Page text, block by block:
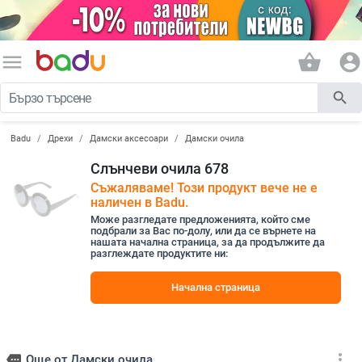
menu shopping_basket account_circle
search
Badu Дрехи Дамски аксесоари Дамски очила
Слънчеви очила 678
Съжаляваме! Този продукт вече не е
наличен в Badu.
Може разгледате предложенията, който сме
подбрали за Вас по-долу, или да се върнете на
нашата начална страница, за да продължите да
разглеждате продуктите ни:
Начална страница